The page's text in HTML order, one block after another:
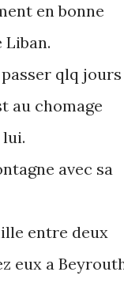
en bonne
qlq jours
au chomage
avec sa
entre deux
eux a